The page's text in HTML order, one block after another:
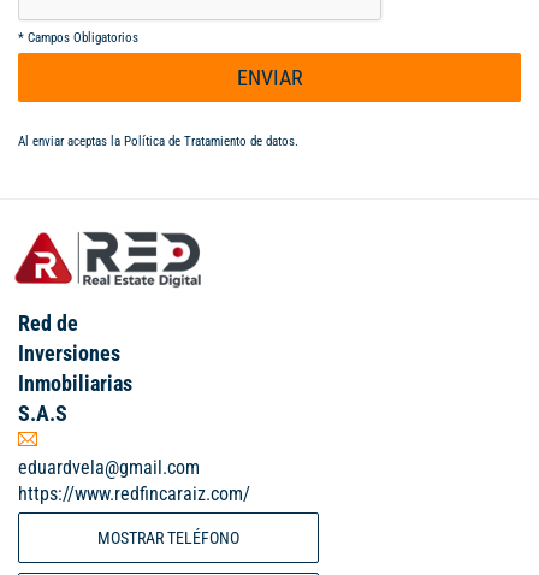
* Campos Obligatorios
ENVIAR
Al enviar aceptas la Política de Tratamiento de datos.
Red de
Inversiones
Inmobiliarias
S.A.S
eduardvela@gmail.com
https://www.redfincaraiz.com/
MOSTRAR TELÉFONO